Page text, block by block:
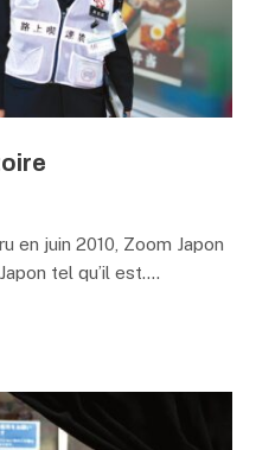
en juin 2010, Zoom Japon
tel qu’il est.…